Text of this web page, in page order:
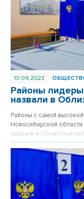
10.09.2023
Районы
назвали в
Районы с самой
Новосибирской области
назвали в Областной
Сузунской район среди
Новосибирских.